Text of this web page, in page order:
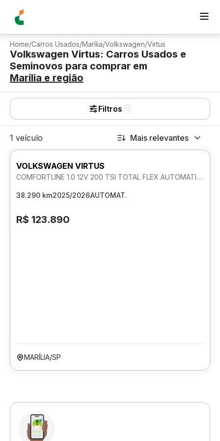
Home/Carros Usados/Marília/Volkswagen/Virtus
Volkswagen Virtus: Carros Usados e
Seminovos para comprar em
Marília e região
Filtros
1 veículo Mais relevantes
VOLKSWAGEN VIRTUS
COMFORTLINE 1.0 12V 200 TSI TOTAL FLEX AUTOMATICO
38.290 km2025/2026AUTOMAT.
R$ 123.890
MARÍLIA/SP